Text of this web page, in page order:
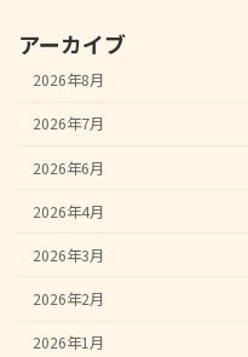
アーカイブ
2026年8月
2026年7月
2026年6月
2026年4月
2026年3月
2026年2月
2026年1月